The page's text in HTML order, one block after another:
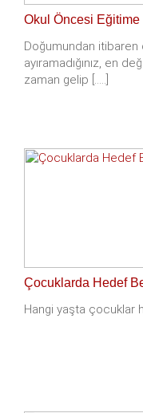
Okul Öncesi Eğitime
Doğumundan itibaren
ayıramadığınız, en
zaman gelip [.....]
Çocuklarda Hedef
Hangi yaşta çocuklar